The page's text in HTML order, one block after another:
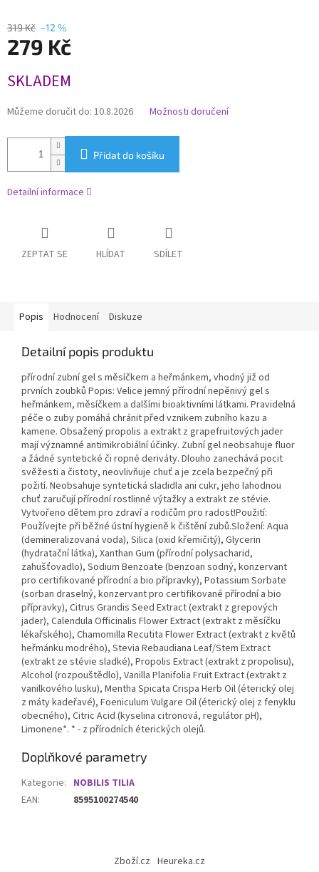
319 Kč –12 %
279 Kč
cena:
SKLADEM
Můžeme doručit do: 10.8.2026 Možnosti doručení
Přidat do košíku
Detailní informace
ZEPTAT SE HLÍDAT SDÍLET
Popis Hodnocení Diskuze
Detailní popis produktu
přírodní zubní gel s měsíčkem a heřmánkem, vhodný již od
prvních zoubků Popis: Velice jemný přírodní nepěnivý gel s
heřmánkem, měsíčkem a dalšími bioaktivními látkami. Pravidelná
péče o zuby pomáhá chránit před vznikem zubního kazu a
kamene. Obsažený propolis a extrakt z grapefruitových jader
mají významné antimikrobiální účinky. Zubní gel neobsahuje fluor
a žádné syntetické či ropné deriváty. Dlouho zanechává pocit
svěžesti a čistoty, neovlivňuje chuť a je zcela bezpečný při
požití. Neobsahuje syntetická sladidla ani cukr, jeho lahodnou
chuť zaručují přírodní rostlinné výtažky a extrakt ze stévie.
Vytvořeno dětem pro zdraví a rodičům pro radost!Použití:
Používejte při běžné ústní hygieně k čištění zubů.Složení: Aqua
(demineralizovaná voda), Silica (oxid křemičitý), Glycerin
(hydratační látka), Xanthan Gum (přírodní polysacharid,
zahušťovadlo), Sodium Benzoate (benzoan sodný, konzervant
pro certifikované přírodní a bio přípravky), Potassium Sorbate
(sorban draselný, konzervant pro certifikované přírodní a bio
přípravky), Citrus Grandis Seed Extract (extrakt z grepových
jader), Calendula Officinalis Flower Extract (extrakt z měsíčku
lékařského), Chamomilla Recutita Flower Extract (extrakt z květů
heřmánku modrého), Stevia Rebaudiana Leaf/Stem Extract
(extrakt ze stévie sladké), Propolis Extract (extrakt z propolisu),
Alcohol (rozpouštědlo), Vanilla Planifolia Fruit Extract (extrakt z
vanilkového lusku), Mentha Spicata Crispa Herb Oil (éterický olej
z máty kadeřavé), Foeniculum Vulgare Oil (éterický olej z fenyklu
obecného), Citric Acid (kyselina citronová, regulátor pH),
Limonene*. * - z přírodních éterických olejů.
Doplňkové parametry
Kategorie: NOBILIS TILIA
EAN: 8595100274540
Zboží.cz Heureka.cz